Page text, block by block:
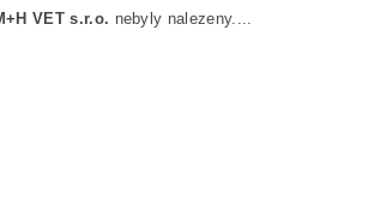
VET s.r.o. nebyly nalezeny....